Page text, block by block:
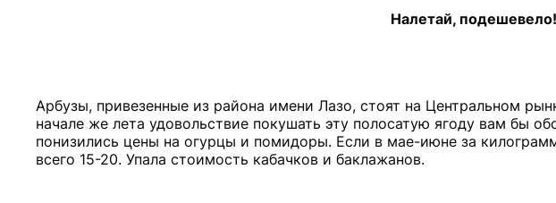
Налетай, подешевело!
Арбузы, привезенные из района имени Лазо, стоят на Центральном
начале же лета удовольствие покушать эту полосатую ягоду вам бы
понизились цены на огурцы и помидоры. Если в мае-июне за
всего 15-20. Упала стоимость кабачков и баклажанов.